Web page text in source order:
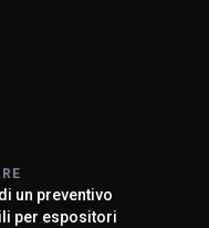
un preventivo
per espositori